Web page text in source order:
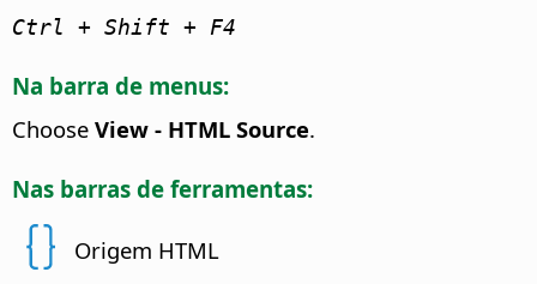
Ctrl + Shift + F4
Na barra de menus:
Choose View - HTML Source.
Nas barras de ferramentas:
Origem HTML